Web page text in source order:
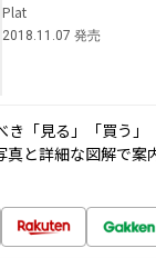
Plat
2018.11.07 発売
き「見る」「買う」
真と詳細な図解で案